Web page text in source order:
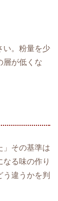
。粉量を少
層が低くな
」その基準は
る味の作り
違うかを判